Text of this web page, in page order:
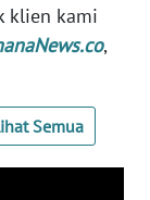
klien kami
,
Semua